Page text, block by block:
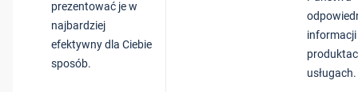
prezentować je w
najbardziej
efektywny dla Ciebie
sposób.
usługach.